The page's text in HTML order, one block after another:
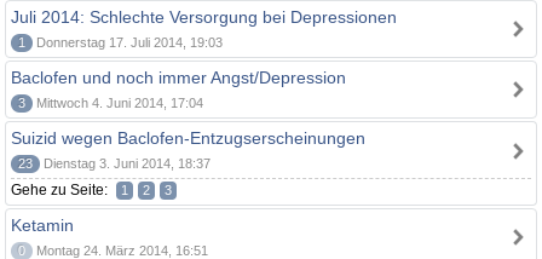
Juli 2014: Schlechte Versorgung bei Depressionen
1 Donnerstag 17. Juli 2014, 19:03
Baclofen und noch immer Angst/Depression
3 Mittwoch 4. Juni 2014, 17:04
Suizid wegen Baclofen-Entzugserscheinungen
23 Dienstag 3. Juni 2014, 18:37
Gehe zu Seite: 1 2 3
Ketamin
0 Montag 24. März 2014, 16:51